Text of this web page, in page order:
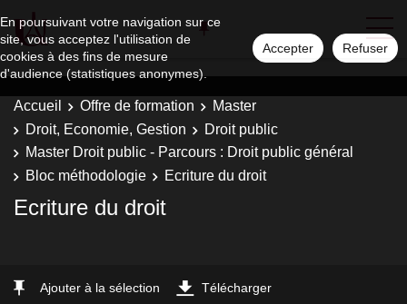
En poursuivant votre navigation sur ce
site, vous acceptez l'utilisation de
cookies à des fins de mesure
d'audience (statistiques anonymes).
Accepter Refuser
Accueil Offre de formation
Master
Droit, Economie, Gestion
Droit public
Master Droit public - Parcours : Droit public général
Bloc méthodologie
Ecriture du droit
Ecriture du droit
Ajouter à la sélection Télécharger